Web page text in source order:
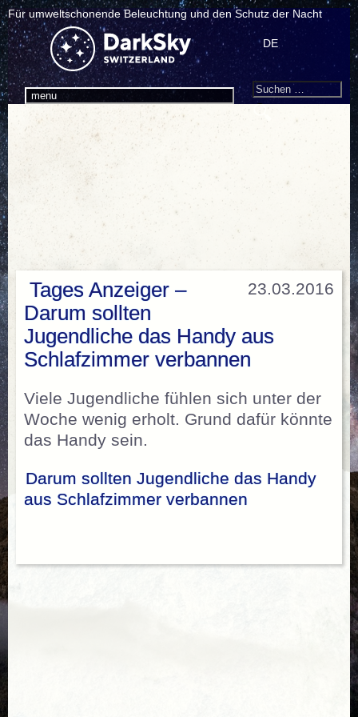
Für umweltschonende Beleuchtung und den Schutz der Nacht
menu
DE
Search
Suchen
23.03.2016
Tages Anzeiger –
Darum sollten
Jugendliche das Handy aus
Schlafzimmer verbannen
Viele Jugendliche fühlen sich unter der
Woche wenig erholt. Grund dafür könnte
das Handy sein.
Darum sollten Jugendliche das Handy
aus Schlafzimmer verbannen